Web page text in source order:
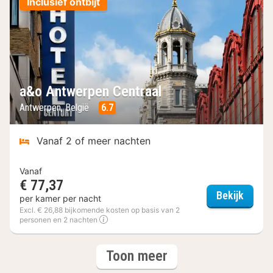
a&o Antwerpen Centraal
Antwerpen, België 6.7
Vanaf 2 of meer nachten
Vanaf
€ 77,37
per kamer per nacht
Excl. € 26,88 bijkomende kosten op basis van 2
personen en 2 nachten
Bekijk
Toon meerhotels